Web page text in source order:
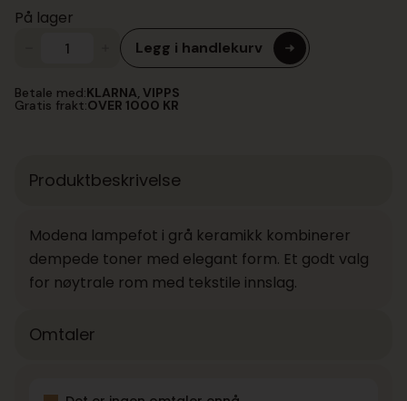
På lager
TOLDBOD
25W
QT
Legg i handlekurv
Betale med:KLARNA, VIPPS
Gratis frakt:OVER 1000 KR
Produktbeskrivelse
Modena lampefot i grå keramikk kombinerer
dempede toner med elegant form. Et godt valg
for nøytrale rom med tekstile innslag.
Omtaler